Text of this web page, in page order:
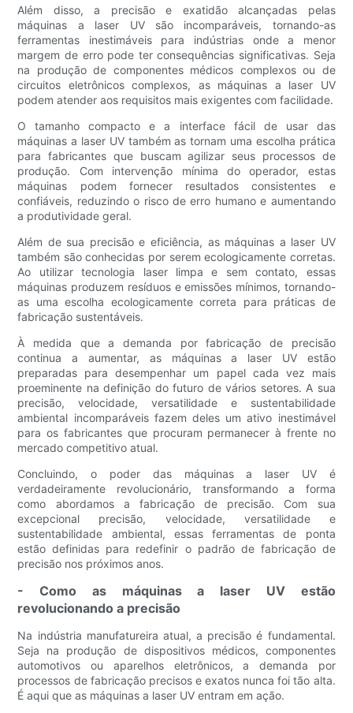
Além disso, a precisão e exatidão alcançadas pelas
máquinas a laser UV são incomparáveis, tornando-as
ferramentas inestimáveis ​​para indústrias onde a menor
margem de erro pode ter consequências significativas. Seja
na produção de componentes médicos complexos ou de
circuitos eletrônicos complexos, as máquinas a laser UV
podem atender aos requisitos mais exigentes com facilidade.
O tamanho compacto e a interface fácil de usar das
máquinas a laser UV também as tornam uma escolha prática
para fabricantes que buscam agilizar seus processos de
produção. Com intervenção mínima do operador, estas
máquinas podem fornecer resultados consistentes e
confiáveis, reduzindo o risco de erro humano e aumentando
a produtividade geral.
Além de sua precisão e eficiência, as máquinas a laser UV
também são conhecidas por serem ecologicamente corretas.
Ao utilizar tecnologia laser limpa e sem contato, essas
máquinas produzem resíduos e emissões mínimos, tornando-
as uma escolha ecologicamente correta para práticas de
fabricação sustentáveis.
À medida que a demanda por fabricação de precisão
continua a aumentar, as máquinas a laser UV estão
preparadas para desempenhar um papel cada vez mais
proeminente na definição do futuro de vários setores. A sua
precisão, velocidade, versatilidade e sustentabilidade
ambiental incomparáveis ​​fazem deles um ativo inestimável
para os fabricantes que procuram permanecer à frente no
mercado competitivo atual.
Concluindo, o poder das máquinas a laser UV é
verdadeiramente revolucionário, transformando a forma
como abordamos a fabricação de precisão. Com sua
excepcional precisão, velocidade, versatilidade e
sustentabilidade ambiental, essas ferramentas de ponta
estão definidas para redefinir o padrão de fabricação de
precisão nos próximos anos.
- Como as máquinas a laser UV estão
revolucionando a precisão
Na indústria manufatureira atual, a precisão é fundamental.
Seja na produção de dispositivos médicos, componentes
automotivos ou aparelhos eletrônicos, a demanda por
processos de fabricação precisos e exatos nunca foi tão alta.
É aqui que as máquinas a laser UV entram em ação.